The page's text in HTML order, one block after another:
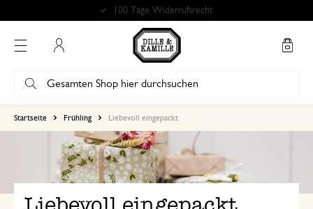
Bewertung 4.86 von 5
Startseite Frühling Liebevoll eingepackt